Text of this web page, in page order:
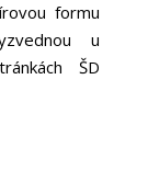
formu
u
ŠD